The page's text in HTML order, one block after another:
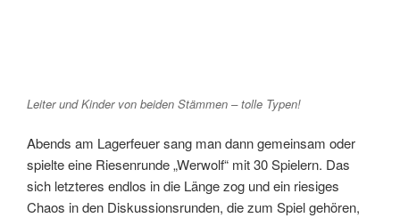
Leiter und Kinder von beiden Stämmen – tolle Typen!
Abends am Lagerfeuer sang man dann gemeinsam oder
spielte eine Riesenrunde „Werwolf“ mit 30 Spielern. Das
sich letzteres endlos in die Länge zog und ein riesiges
Chaos in den Diskussionsrunden, die zum Spiel gehören,